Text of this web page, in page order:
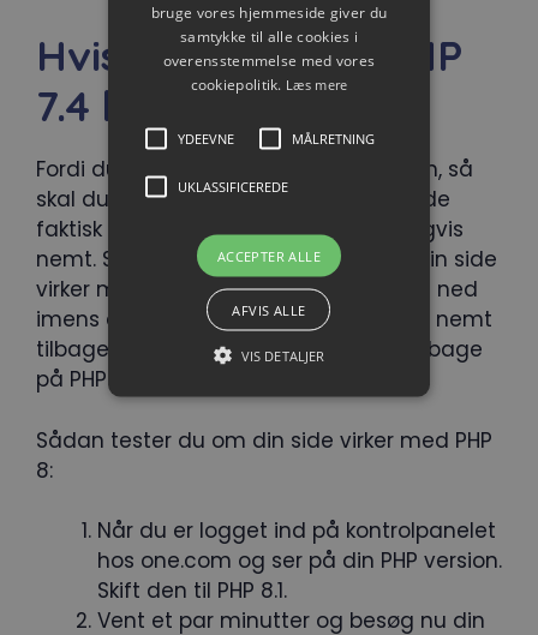
Hvis du benytter PHP
7.4 hos one.com
Fordi du benytter en ældre PHP version, så
skal du starte med at teste om din side
faktisk virker med PHP 8.x. Det er heldigvis
nemt. Så følg disse trin for at se om din side
virker med PHP 8.x (Note: Siden kan gå ned
imens du gør det her, men du får den nemt
tilbage ved at sætte PHP versionen tilbage
på PHP 7.4).
Sådan tester du om din side virker med PHP
8:
Når du er logget ind på kontrolpanelet
hos one.com og ser på din PHP version.
Skift den til PHP 8.1.
Vent et par minutter og besøg nu din
bruge vores hjemmeside giver du
samtykke til alle cookies i
overensstemmelse med vores
cookiepolitik. Læs mere
YDEEVNE MÅLRETNING
UKLASSIFICEREDE
ACCEPTER ALLE
AFVIS ALLE
VIS DETALJER